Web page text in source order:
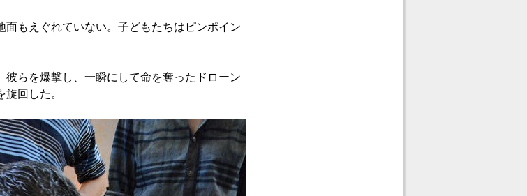
もえぐれていない。子どもたちはピンポイン
らを爆撃し、一瞬にして命を奪ったドローン
回した。